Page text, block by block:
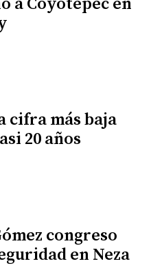
cifra más baja
20 años
congreso
en Neza